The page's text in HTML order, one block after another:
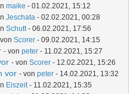
maike - 01.02.2021, 15:12
Jeschata - 02.02.2021, 00:28
Schutt- 06.02.2021, 17:56
Scorer - 09.02.2021, 14:15
- vonpeter - 11.02.2021, 15:27
- vonScorer - 12.02.2021, 15:26
vor - vonpeter - 14.02.2021, 13:32
Eiszeit- 11.02.2021, 15:35